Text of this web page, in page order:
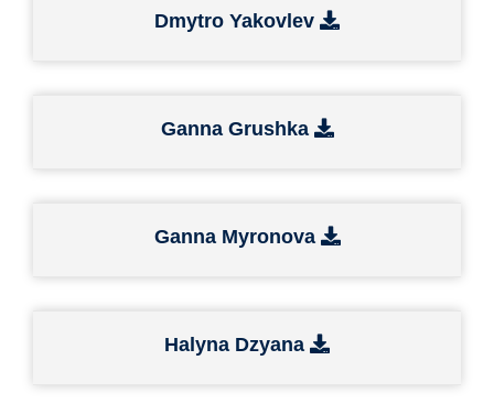
Dmytro Yakovlev
Ganna Grushka
Ganna Myronova
Halyna Dzyana